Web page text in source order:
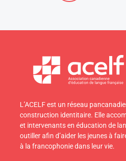
L’ACELF est un réseau
construction identitaire. Elle
et intervenants en éducation de
outiller afin d’aider les jeunes à
à la francophonie dans leur vie.